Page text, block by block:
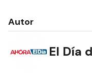
Autor
El Día